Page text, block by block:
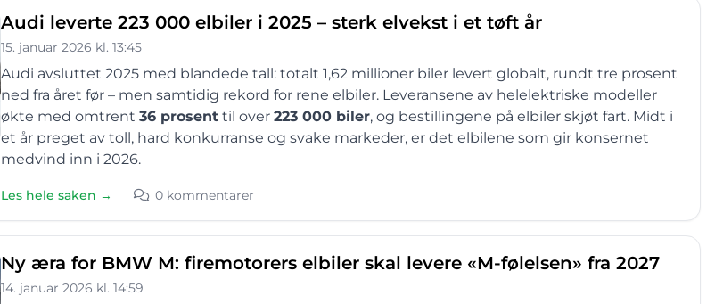
Audi leverte 223 000 elbiler i 2025 – sterk elvekst i et tøft år
15. januar 2026 kl. 13:45
Audi avsluttet 2025 med blandede tall: totalt 1,62 millioner biler levert globalt, rundt tre prosent
ned fra året før – men samtidig rekord for rene elbiler. Leveransene av helelektriske modeller
økte med omtrent 36 prosent til over 223 000 biler, og bestillingene på elbiler skjøt fart. Midt i
et år preget av toll, hard konkurranse og svake markeder, er det elbilene som gir konsernet
medvind inn i 2026.
Les hele saken → 0 kommentarer
Ny æra for BMW M: firemotorers elbiler skal levere «M-følelsen» fra 2027
14. januar 2026 kl. 14:59